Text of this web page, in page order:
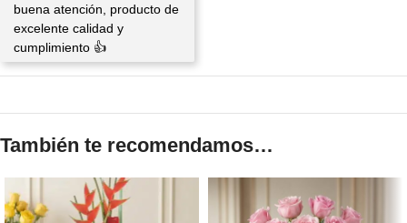
buena atención, producto de
excelente calidad y
cumplimiento 👍
También te recomendamos…